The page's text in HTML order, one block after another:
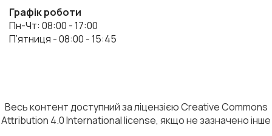
Графік роботи
Пн-Чт: 08:00 - 17:00
П’ятниця - 08:00 - 15:45
Весь контент доступний за ліцензією Creative Commons
Attribution 4.0 International license, якщо не зазначено інше